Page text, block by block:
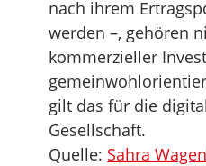
nach ihrem
werden –, gehören
kommerzieller
gilt das für die
Gesellschaft.
Quelle: Sahra